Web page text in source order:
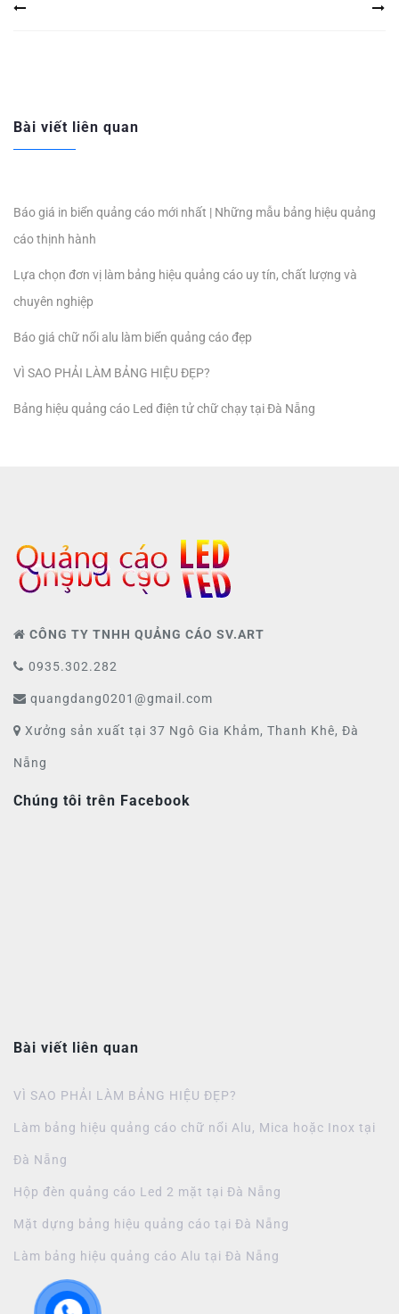
Bài viết liên quan
Báo giá in biển quảng cáo mới nhất | Những mẫu bảng hiệu quảng
cáo thịnh hành
Lựa chọn đơn vị làm bảng hiệu quảng cáo uy tín, chất lượng và
chuyên nghiệp
Báo giá chữ nổi alu làm biển quảng cáo đẹp
VÌ SAO PHẢI LÀM BẢNG HIỆU ĐẸP?
Bảng hiệu quảng cáo Led điện tử chữ chạy tại Đà Nẵng
CÔNG TY TNHH QUẢNG CÁO SV.ART
0935.302.282
quangdang0201@gmail.com
Xưởng sản xuất tại 37 Ngô Gia Khảm, Thanh Khê, Đà
Nẵng
Chúng tôi trên Facebook
Bài viết liên quan
VÌ SAO PHẢI LÀM BẢNG HIỆU ĐẸP?
Làm bảng hiệu quảng cáo chữ nổi Alu, Mica hoặc Inox tại
Đà Nẵng
Hộp đèn quảng cáo Led 2 mặt tại Đà Nẵng
Mặt dựng bảng hiệu quảng cáo tại Đà Nẵng
Làm bảng hiệu quảng cáo Alu tại Đà Nẵng